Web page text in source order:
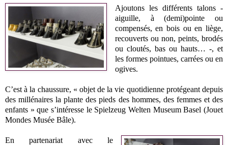
Ajoutons les différents talons -
aiguille, à (demi)pointe ou
compensés, en bois ou en liège,
recouverts ou non, peints, brodés
ou cloutés, bas ou hauts… -, et
les formes pointues, carrées ou en
ogives.
C’est à la chaussure, « objet de la vie quotidienne protégeant depuis
des millénaires la plante des pieds des hommes, des femmes et des
enfants » que s’intéresse le Spielzeug Welten Museum Basel (Jouet
Mondes Musée Bâle).
En partenariat avec le